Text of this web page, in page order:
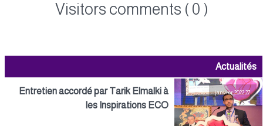
Visitors comments ( 0 )
Actualités
27 janvier 2022
Entretien accordé par Tarik Elmalki à
les Inspirations ECO